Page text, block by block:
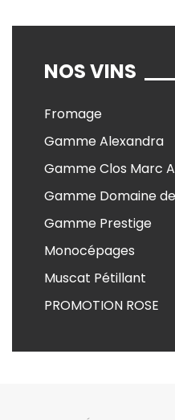
NOS VINS
Fromage
Gamme Alexandra
Gamme Clos Marc
Gamme Domaine
Gamme Prestige
Monocépages
Muscat Pétillant
PROMOTION ROSE